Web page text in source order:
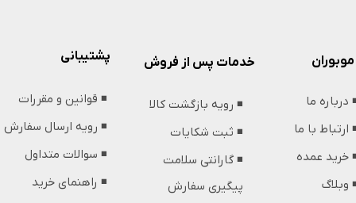
شدت جریان ورودی
رزولوشن دوربین
پشتیبانی
◾️ قوانین و مقررات
◾️ رویه ارسال سفارش
◾️ سوالات متداول
◾️ راهنمای خرید
موبوران
درباره ما
ارتباط با ما
خرید عمده
وبلاگ
خدمات پس از فروش
◾️ رویه بازگشت کالا
◾️ ثبت شکایات
◾️ گارانتی سلامت
پیگیری سفارش